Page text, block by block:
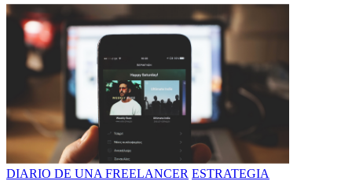
DIARIO DE UNA FREELANCER ESTRATEGIA